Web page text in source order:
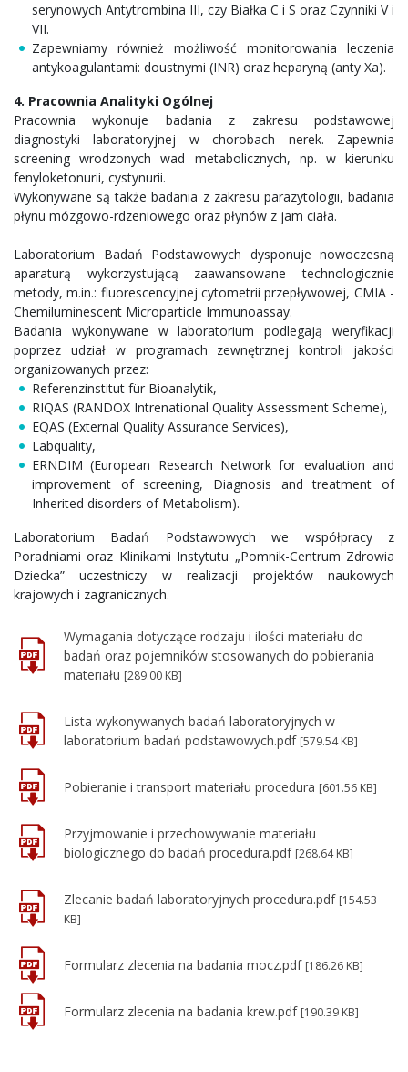
serynowych Antytrombina III, czy Białka C i S oraz Czynniki V i
VII.
Zapewniamy również możliwość monitorowania leczenia
antykoagulantami: doustnymi (INR) oraz heparyną (anty Xa).
4. Pracownia Analityki Ogólnej
Pracownia wykonuje badania z zakresu podstawowej
diagnostyki laboratoryjnej w chorobach nerek. Zapewnia
screening wrodzonych wad metabolicznych, np. w kierunku
fenyloketonurii, cystynurii.
Wykonywane są także badania z zakresu parazytologii, badania
płynu mózgowo-rdzeniowego oraz płynów z jam ciała.
Laboratorium Badań Podstawowych dysponuje nowoczesną
aparaturą wykorzystującą zaawansowane technologicznie
metody, m.in.: fluorescencyjnej cytometrii przepływowej, CMIA -
Chemiluminescent Microparticle Immunoassay.
Badania wykonywane w laboratorium podlegają weryfikacji
poprzez udział w programach zewnętrznej kontroli jakości
organizowanych przez:
Referenzinstitut für Bioanalytik,
RIQAS (RANDOX Intrenational Quality Assessment Scheme),
EQAS (External Quality Assurance Services),
Labquality,
ERNDIM (European Research Network for evaluation and
improvement of screening, Diagnosis and treatment of
Inherited disorders of Metabolism).
Laboratorium Badań Podstawowych we współpracy z
Poradniami oraz Klinikami Instytutu „Pomnik-Centrum Zdrowia
Dziecka” uczestniczy w realizacji projektów naukowych
krajowych i zagranicznych.
Wymagania dotyczące rodzaju i ilości materiału do
badań oraz pojemników stosowanych do pobierania
materiału [289.00 KB]
Lista wykonywanych badań laboratoryjnych w
laboratorium badań podstawowych.pdf [579.54 KB]
Pobieranie i transport materiału procedura [601.56 KB]
Przyjmowanie i przechowywanie materiału
biologicznego do badań procedura.pdf [268.64 KB]
Zlecanie badań laboratoryjnych procedura.pdf [154.53
KB]
Formularz zlecenia na badania mocz.pdf [186.26 KB]
Formularz zlecenia na badania krew.pdf [190.39 KB]